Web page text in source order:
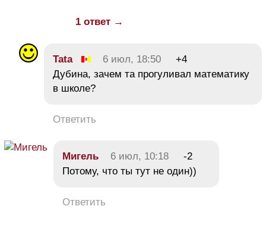
1 ответ →
Tata 6 июл, 18:50
+4
Дубина, зачем та прогуливал математику
в школе?
Ответить
Мигель 6 июл, 10:18
-2
Потому, что ты тут не один))
Ответить